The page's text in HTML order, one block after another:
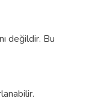
değildir. Bu